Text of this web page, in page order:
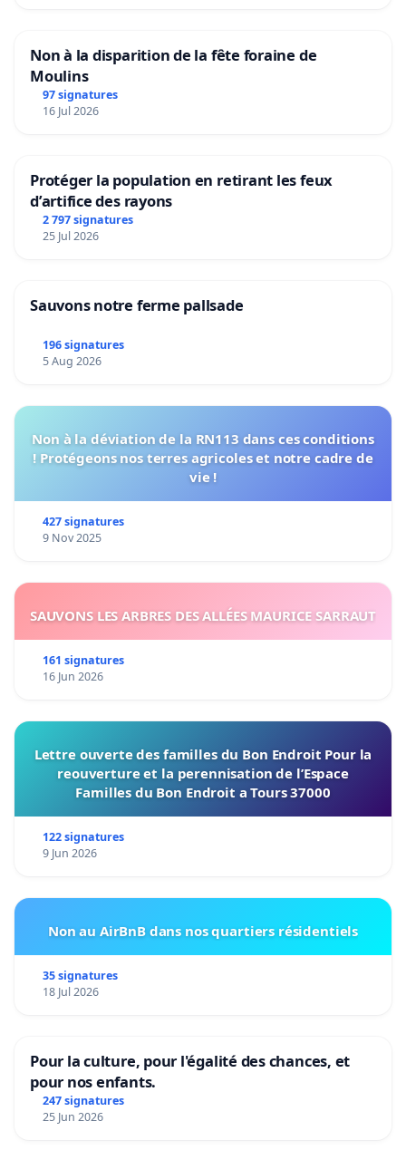
Non à la disparition de la fête foraine de
Moulins
97 signatures
16 Jul 2026
Protéger la population en retirant les feux
d’artifice des rayons
2 797 signatures
25 Jul 2026
Sauvons notre ferme pallsade
196 signatures
5 Aug 2026
Non à la déviation de la RN113 dans ces conditions
! Protégeons nos terres agricoles et notre cadre de
vie !
427 signatures
9 Nov 2025
SAUVONS LES ARBRES DES ALLÉES MAURICE SARRAUT
161 signatures
16 Jun 2026
Lettre ouverte des familles du Bon Endroit Pour la
reouverture et la perennisation de l’Espace
Familles du Bon Endroit a Tours 37000
122 signatures
9 Jun 2026
Non au AirBnB dans nos quartiers résidentiels
35 signatures
18 Jul 2026
Pour la culture, pour l'égalité des chances, et
pour nos enfants.
247 signatures
25 Jun 2026